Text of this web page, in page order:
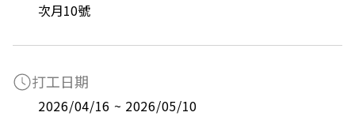
次月10號
打工日期
2026/04/16 ~ 2026/05/10